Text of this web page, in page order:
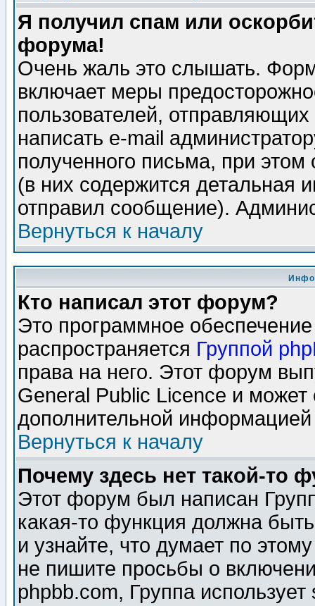
Я получил спам или
форума!
Очень жаль это слышать.
включает меры
пользователей,
написать e-mail
полученного письма, при этом
(в них содержится детальная
отправил сообщение).
Вернуться к началу
Кто написал этот форум?
Это программное
распространяется Группой
права на него. Этот форум
General Public Licence и может
дополнительной
Вернуться к началу
Почему здесь нет такой-то
Этот форум был написан
какая-то функция должна
и узнайте, что думает по
не пишите просьбы о
phpbb.com, Группа